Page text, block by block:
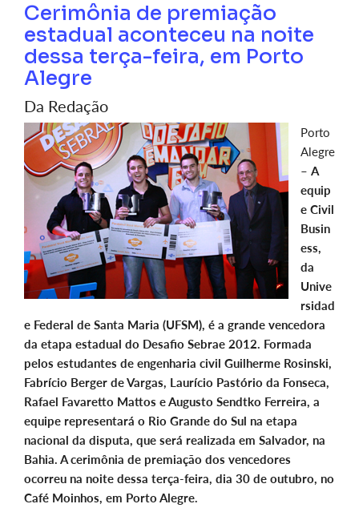
Cerimônia de premiação
estadual aconteceu na noite
dessa terça-feira, em Porto
Alegre
Da Redação
Porto
Alegre
– A
equip
e Civil
Busin
ess,
da
Unive
rsidad
e Federal de Santa Maria (UFSM), é a grande vencedora
da etapa estadual do Desafio Sebrae 2012. Formada
pelos estudantes de engenharia civil Guilherme Rosinski,
Fabrício Berger de Vargas, Laurício Pastório da Fonseca,
Rafael Favaretto Mattos e Augusto Sendtko Ferreira, a
equipe representará o Rio Grande do Sul na etapa
nacional da disputa, que será realizada em Salvador, na
Bahia. A cerimônia de premiação dos vencedores
ocorreu na noite dessa terça-feira, dia 30 de outubro, no
Café Moinhos, em Porto Alegre.